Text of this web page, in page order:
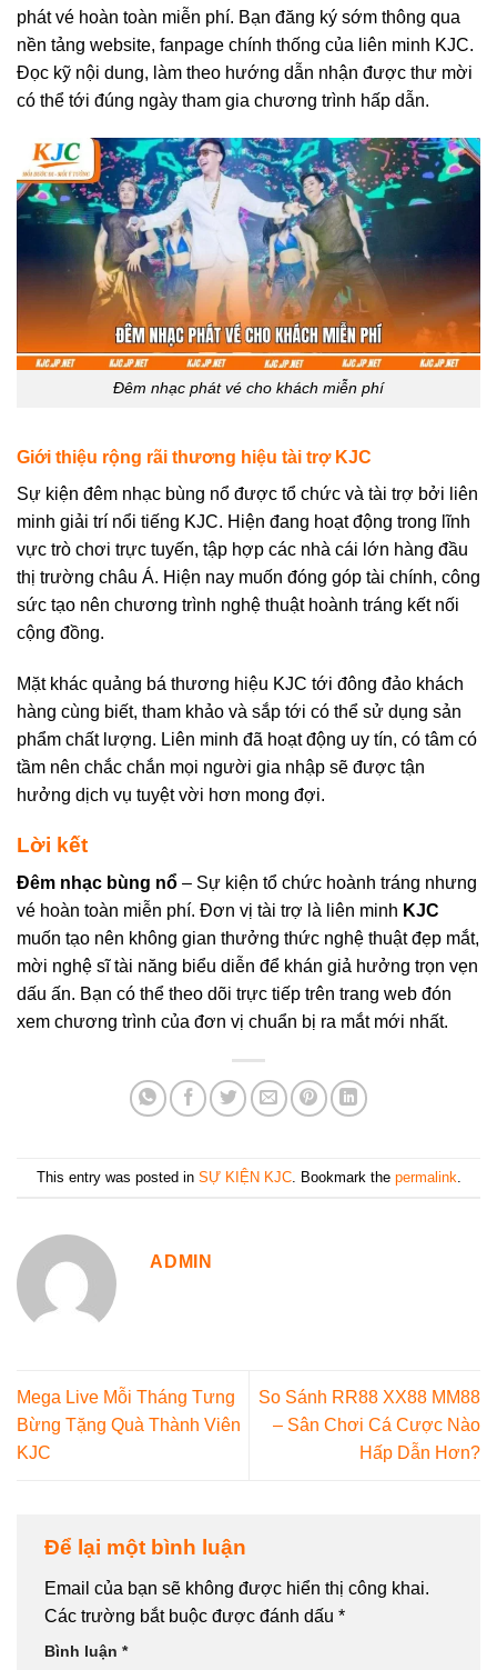
phát vé hoàn toàn miễn phí. Bạn đăng ký sớm thông qua
nền tảng website, fanpage chính thống của liên minh KJC.
Đọc kỹ nội dung, làm theo hướng dẫn nhận được thư mời
có thể tới đúng ngày tham gia chương trình hấp dẫn.
Đêm nhạc phát vé cho khách miễn phí
Giới thiệu rộng rãi thương hiệu tài trợ KJC
Sự kiện đêm nhạc bùng nổ được tổ chức và tài trợ bởi liên
minh giải trí nổi tiếng KJC. Hiện đang hoạt động trong lĩnh
vực trò chơi trực tuyến, tập hợp các nhà cái lớn hàng đầu
thị trường châu Á. Hiện nay muốn đóng góp tài chính, công
sức tạo nên chương trình nghệ thuật hoành tráng kết nối
cộng đồng.
Mặt khác quảng bá thương hiệu KJC tới đông đảo khách
hàng cùng biết, tham khảo và sắp tới có thể sử dụng sản
phẩm chất lượng. Liên minh đã hoạt động uy tín, có tâm có
tầm nên chắc chắn mọi người gia nhập sẽ được tận
hưởng dịch vụ tuyệt vời hơn mong đợi.
Lời kết
Đêm nhạc bùng nổ – Sự kiện tổ chức hoành tráng nhưng
vé hoàn toàn miễn phí. Đơn vị tài trợ là liên minh KJC
muốn tạo nên không gian thưởng thức nghệ thuật đẹp mắt,
mời nghệ sĩ tài năng biểu diễn để khán giả hưởng trọn vẹn
dấu ấn. Bạn có thể theo dõi trực tiếp trên trang web đón
xem chương trình của đơn vị chuẩn bị ra mắt mới nhất.
This entry was posted in SỰ KIỆN KJC. Bookmark the permalink
ADMIN
Mega Live Mỗi Tháng Tưng
Bừng Tặng Quà Thành Viên
KJC
So Sánh RR88 XX88 MM88
– Sân Chơi Cá Cược Nào
Hấp Dẫn Hơn?
Để lại một bình luận
Email của bạn sẽ không được hiển thị công khai.
Các trường bắt buộc được đánh dấu *
Bình luận *